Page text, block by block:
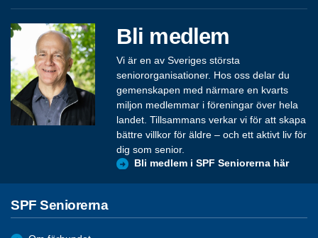
Bli medlem
Vi är en av Sveriges största
seniororganisationer. Hos oss delar du
gemenskapen med närmare en kvarts
miljon medlemmar i föreningar över hela
landet. Tillsammans verkar vi för att skapa
bättre villkor för äldre – och ett aktivt liv för
dig som senior.
Bli medlem i SPF Seniorerna här
SPF Seniorerna